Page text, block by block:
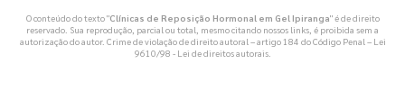
O conteúdo do texto "Clínicas de Reposição Hormonal em Gel Ipiranga" é de direito
reservado. Sua reprodução, parcial ou total, mesmo citando nossos links, é proibida sem a
autorização do autor. Crime de violação de direito autoral – artigo 184 do Código Penal – Lei
9610/98 - Lei de direitos autorais.